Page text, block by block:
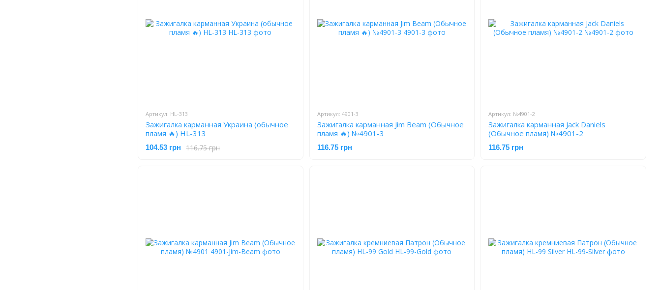
Артикул: HL-313
Зажигалка карманная Украина (обычное
пламя 🔥) HL-313
116.75 грн
104.53 грн
Артикул: 4901-3
Зажигалка карманная Jim Beam (Обычное
пламя 🔥) №4901-3
116.75 грн
Артикул: №4901-2
Зажигалка карманная Jack Daniels
(Обычное пламя) №4901-2
116.75 грн